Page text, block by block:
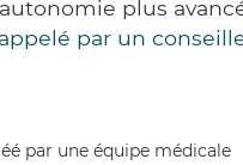
plus
par un